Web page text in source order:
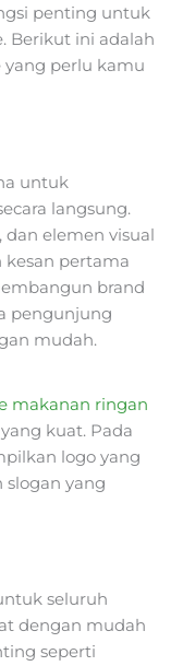
penting untuk
Berikut ini adalah
perlu kamu
untuk
langsung.
dan elemen visual
pertama
brand
pengunjung
mudah.
makanan ringan
kuat. Pada
logo yang
slogan yang
seluruh
dengan mudah
seperti